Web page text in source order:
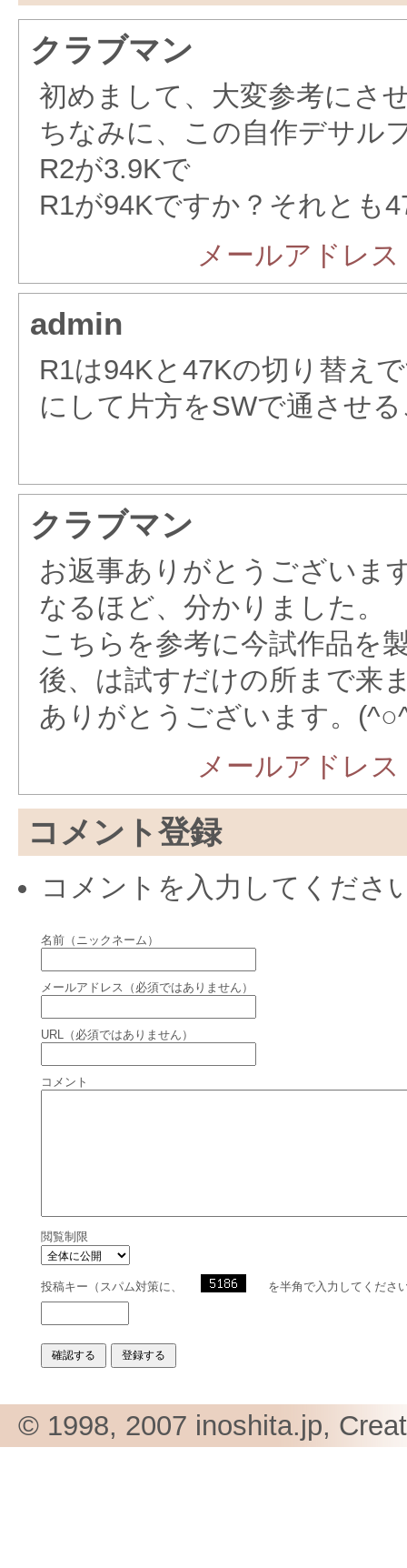
クラブマン
初めまして、大変参考にさ
ちなみに、この自作デサル
R2が3.9Kで
R1が94Kですか？それとも
メールアドレス
admin
R1は94Kと47Kの切り替え
にして片方をSWで通させ
クラブマン
お返事ありがとうございま
なるほど、分かりました。
こちらを参考に今試作品を
後、は試すだけの所まで来
ありがとうございます。
メールアドレス
コメント登録
コメントを入力してくださ
名前（ニックネーム）
メールアドレス（必須ではありません）
URL（必須ではありません）
コメント
閲覧制限
投稿キー（スパム対策に、 を半角で入力してくださ
© 1998, 2007 inoshita.jp,